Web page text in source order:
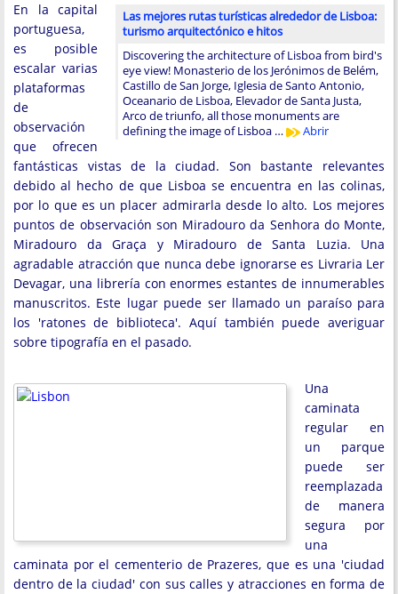
Las mejores rutas turísticas alrededor de Lisboa:
turismo arquitectónico e hitos
Discovering the architecture of Lisboa from bird's
eye view! Monasterio de los Jerónimos de Belém,
Castillo de San Jorge, Iglesia de Santo Antonio,
Oceanario de Lisboa, Elevador de Santa Justa,
Arco de triunfo, all those monuments are
defining the image of Lisboa …
Abrir
En la capital
portuguesa,
es posible
escalar varias
plataformas
de
observación
que ofrecen
fantásticas vistas de la ciudad. Son bastante relevantes
debido al hecho de que Lisboa se encuentra en las colinas,
por lo que es un placer admirarla desde lo alto. Los mejores
puntos de observación son Miradouro da Senhora do Monte,
Miradouro da Graça y Miradouro de Santa Luzia. Una
agradable atracción que nunca debe ignorarse es Livraria Ler
Devagar, una librería con enormes estantes de innumerables
manuscritos. Este lugar puede ser llamado un paraíso para
los 'ratones de biblioteca'. Aquí también puede averiguar
sobre tipografía en el pasado.
Una
caminata
regular en
un parque
puede ser
reemplazada
de manera
segura por
una
caminata por el cementerio de Prazeres, que es una 'ciudad
dentro de la ciudad' con sus calles y atracciones en forma de